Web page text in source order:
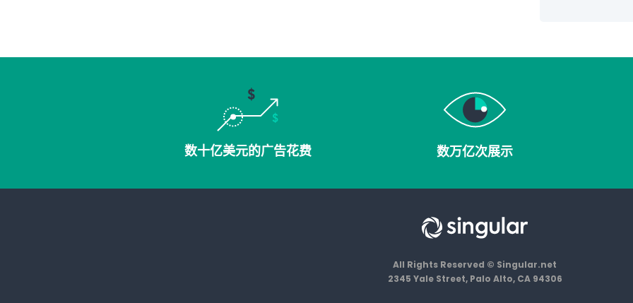
数十亿美元的广告花费 数万亿次展示
All Rights Reserved © Singular.net
2345 Yale Street, Palo Alto, CA 94306